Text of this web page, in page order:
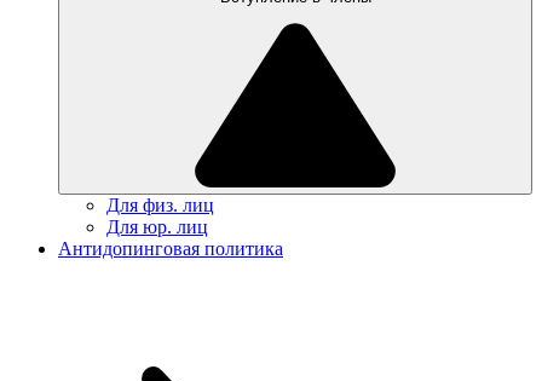
Для физ. лиц
Для юр. лиц
Антидопинговая политика